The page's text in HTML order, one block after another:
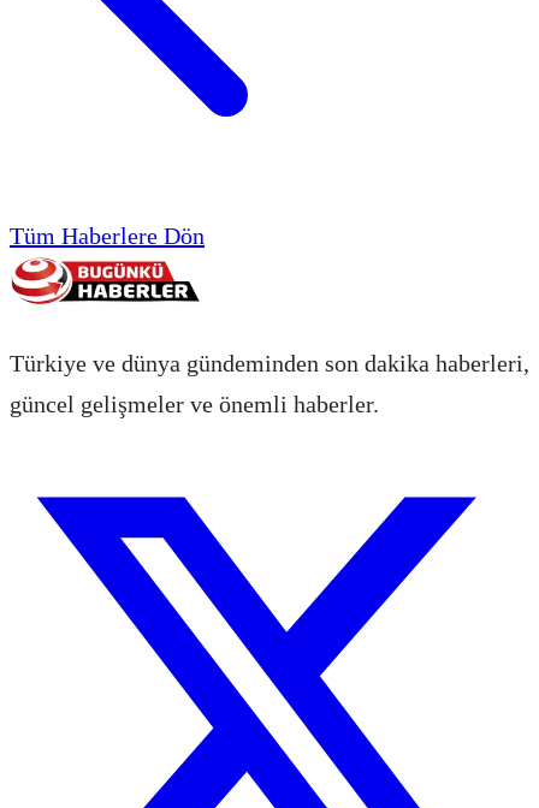
Tüm Haberlere Dön
Türkiye ve dünya gündeminden son dakika haberleri,
güncel gelişmeler ve önemli haberler.